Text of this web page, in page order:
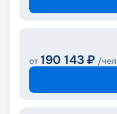
от 190 143 ₽ /чел